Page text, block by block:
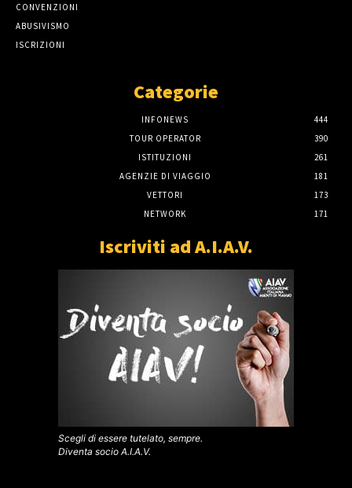
CONVENZIONI
ABUSIVISMO
ISCRIZIONI
Categorie
INFONEWS
444
TOUR OPERATOR
390
ISTITUZIONI
261
AGENZIE DI VIAGGIO
181
VETTORI
173
NETWORK
171
Iscriviti ad A.I.A.V.
Scegli di essere tutelato, sempre.
Diventa socio A.I.A.V.